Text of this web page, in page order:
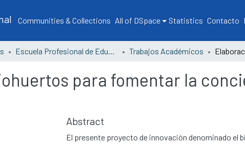
Communities & Collections All of DSpace Statistics Contacto
Escuela Profesional de Educación Trabajos Académicos
para fomentar la
Abstract
El presente proyecto de innovación denominado el